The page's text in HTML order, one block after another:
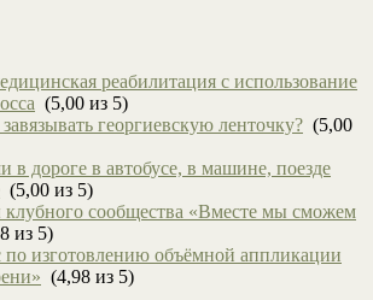
реабилитация с использование
(5,00 из 5)
георгиевскую ленточку? (5,00
в дороге в автобусе, в машине, поезде
(5,00 из 5)
сообщества «Вместе мы сможем
из 5)
по изготовлению объёмной аппликации
(4,98 из 5)